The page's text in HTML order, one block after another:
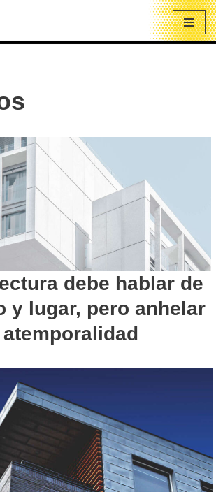
debe hablar de
y lugar, pero anhelar
atemporalidad